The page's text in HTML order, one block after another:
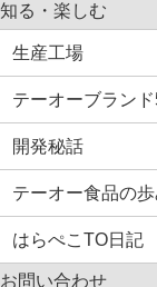
知る・楽しむ
生産工場
テーオーブラン
開発秘話
テーオー食品の
はらぺこTO日記
お問い合わせ